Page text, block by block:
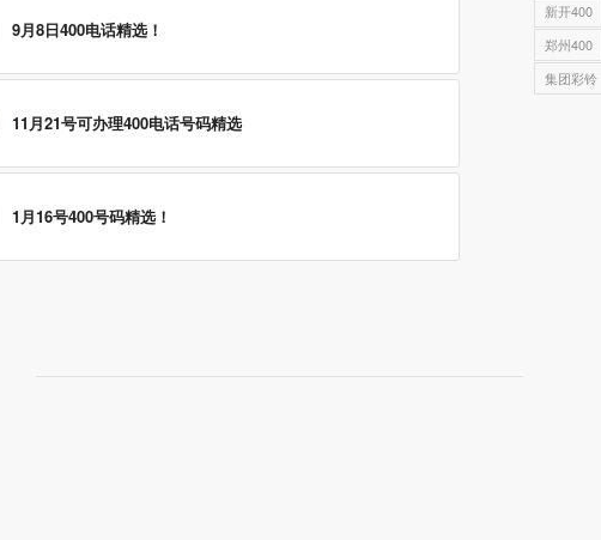
9月8日400电话精选！
11月21号可办理400电话号码精选
1月16号400号码精选！
新开400
郑州400
集团彩铃